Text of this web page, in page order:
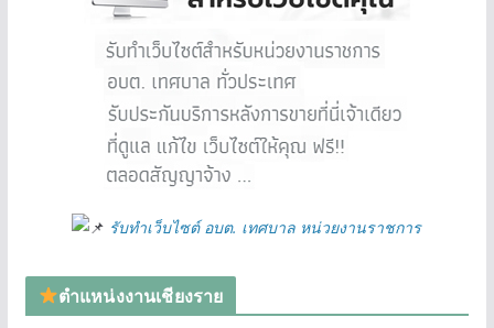
รับทำเว็บไซต์ อบต. เทศบาล หน่วยงานราชการ
ตำแหน่งงานเชียงราย